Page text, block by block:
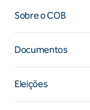
Sobre o COB
Documentos
Eleições